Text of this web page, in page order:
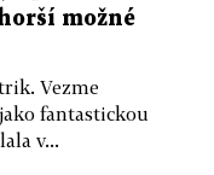
možné
Vezme
fantastickou
v...